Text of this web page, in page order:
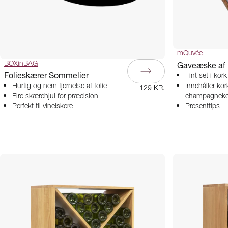
BOXinBAG
Folieskærer Sommelier
Hurtig og nem fjernelse af folie
Fire skærehjul for præcision
Perfekt til vinelskere
129 KR.
mQuvée
Gaveæske af
Fint set i
Innehåller
Presenttips